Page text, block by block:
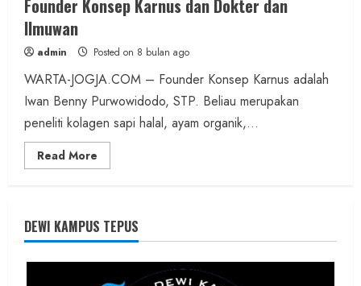
Founder Konsep Karnus dan Dokter dan
Ilmuwan
admin Posted on 8 bulan ago
WARTA-JOGJA.COM – Founder Konsep Karnus adalah
Iwan Benny Purwowidodo, STP. Beliau merupakan
peneliti kolagen sapi halal, ayam organik,...
Read More
more
dan
Dokter
dan
DEWI KAMPUS TEPUS